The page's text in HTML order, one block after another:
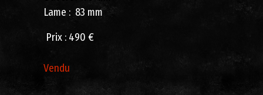
Lame : 83 mm
Prix : 490 €